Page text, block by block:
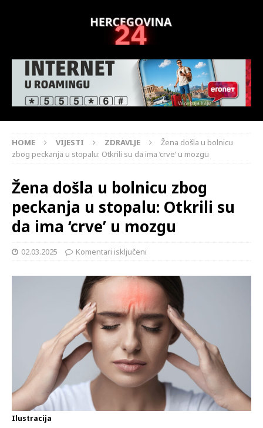
HOME VIJESTI ZDRAVLJE
Žena došla u bolnicu
zbog peckanja u stopalu: Otkrili su da ima ‘crve’ u mozgu
Žena došla u bolnicu zbog
peckanja u stopalu: Otkrili su
da ima ‘crve’ u mozgu
02.03.2025 Komentari isključeni
Ilustracija